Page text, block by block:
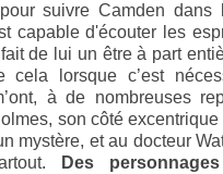
suivre Camden dans
capable d'écouter les
de lui un être à part
cela lorsque c’est
à de nombreuses
son côté excentrique
mystère, et au docteur
Des